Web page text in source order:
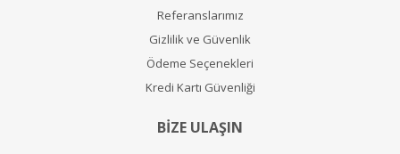
Referanslarımız
Gizlilik ve Güvenlik
Ödeme Seçenekleri
Kredi Kartı Güvenliği
BİZE ULAŞIN